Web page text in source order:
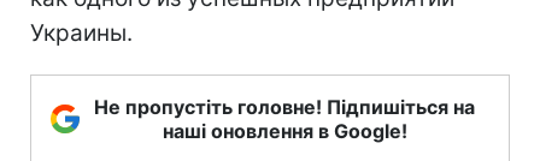
Украины.
Не пропустіть головне! Підпишіться на
наші оновлення в Google!